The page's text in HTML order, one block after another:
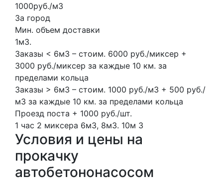
1000руб./м3
За город
Мин. объем доставки
1м3.
Заказы < 6м3 – стоим. 6000 руб./миксер +
3000 руб./миксер за каждые 10 км. за
пределами кольца
Заказы > 6м3 – стоим. 1000 руб./м3 + 500 руб./
м3 за каждые 10 км. за пределами кольца
Проезд поста + 1000 руб./шт.
1 час 2 миксера 6м3, 8м3. 10м 3
Условия и цены на
прокачку
автобетононасосом